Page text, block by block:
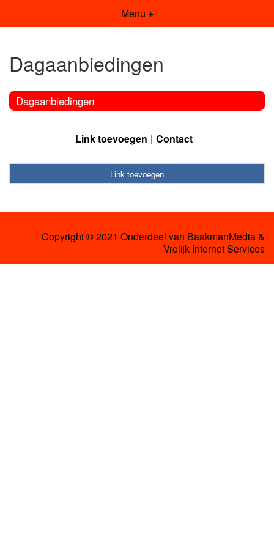
Menu +
Dagaanbiedingen
Dagaanbiedingen
Link toevoegen Contact
Link toevoegen
Copyright © 2021 Onderdeel van BaakmanMedia&
Vrolijk Internet Services